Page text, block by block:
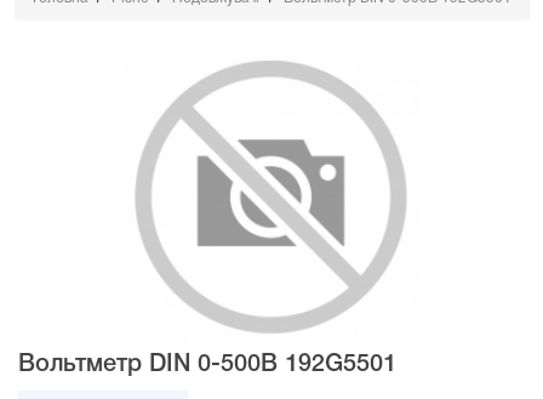
Вольтметр DIN 0-500В 192G5501